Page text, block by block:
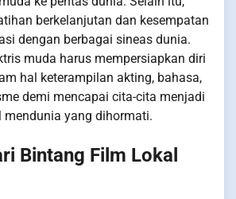
berkelanjutan dan kesempatan
dengan berbagai sineas dunia.
muda harus mempersiapkan diri
hal keterampilan akting, bahasa,
demi mencapai cita-cita menjadi
yang dihormati.
Bintang Film Lokal